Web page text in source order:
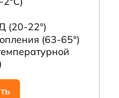
(20-22°)
(63-65°)